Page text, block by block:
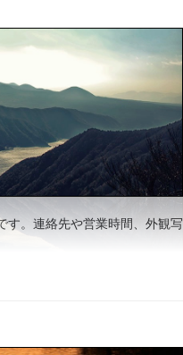
す。連絡先や営業時間、外観写